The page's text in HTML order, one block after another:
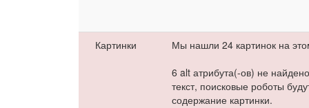
Картинки
Мы нашли 24 картинок на
6 alt атрибута(-ов) не
текст, поисковые роботы
содержание картинки.